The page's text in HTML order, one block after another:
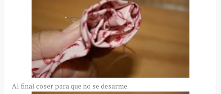
Al final coser para que no se desarme.